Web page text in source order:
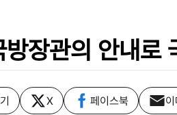
장관의 안내로
X 페이스북